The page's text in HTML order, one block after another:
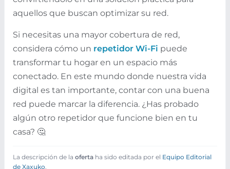
aquellos que buscan optimizar su red.
Si necesitas una mayor cobertura de red,
considera cómo un repetidor Wi-Fi puede
transformar tu hogar en un espacio más
conectado. En este mundo donde nuestra vida
digital es tan importante, contar con una buena
red puede marcar la diferencia. ¿Has probado
algún otro repetidor que funcione bien en tu
casa? 🤔
La descripción de la oferta ha sido editada por el Equipo Editorial
de Xaxuko.